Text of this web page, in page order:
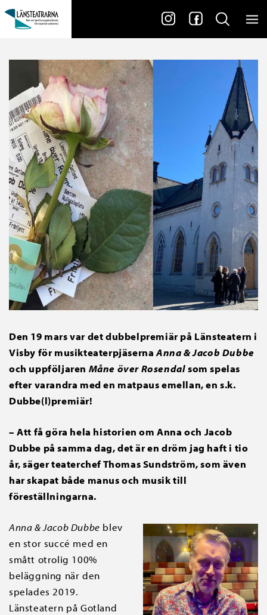
Den 19 mars var det dubbelpremiär på Länsteatern i
Visby för musikteaterpjäsernaAnna & Jacob Dubbe
och uppföljaren Måne över Rosendalsom spelas
efter varandra med en matpaus emellan, en s.k.
Dubbe(l)premiär!
– Att få göra hela historien om Anna och Jacob
Dubbe på samma dag, det är en dröm jag haft i tio
år, säger teaterchef Thomas Sundström, som även
har skapat både manus och musik till
föreställningarna.
Anna & Jacob Dubbe blev
en stor succé med en
smått otrolig 100%
beläggning när den
spelades 2019.
Länsteatern på Gotland